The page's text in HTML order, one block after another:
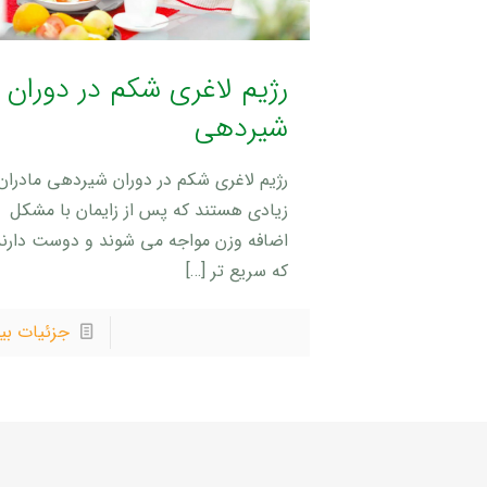
رژیم لاغری شکم در دوران
شیردهی
رژیم لاغری شکم در دوران شیردهی
زیادی هستند که پس از زایمان با مشکل
اضافه وزن مواجه می شوند و دوست
که سریع تر[…]
جزئیات